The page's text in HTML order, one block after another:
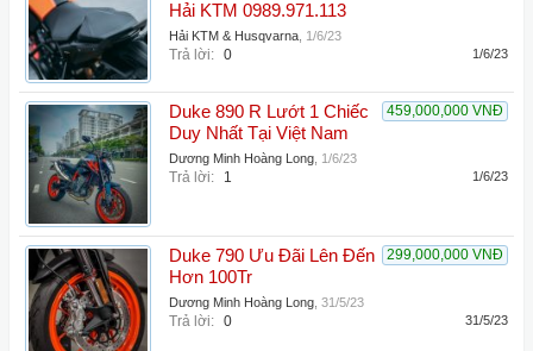
Hải KTM 0989.971.113
Hải KTM & Husqvarna 1/6/23
Trả lời: 0 1/6/23
459,000,000 VNĐ
Duke 890 R Lướt 1 Chiếc
Duy Nhất Tại Việt Nam
Dương Minh Hoàng Long 1/6/23
Trả lời: 1 1/6/23
299,000,000 VNĐ
Duke 790 Ưu Đãi Lên Đến
Hơn 100Tr
Dương Minh Hoàng Long 31/5/23
Trả lời: 0 31/5/23